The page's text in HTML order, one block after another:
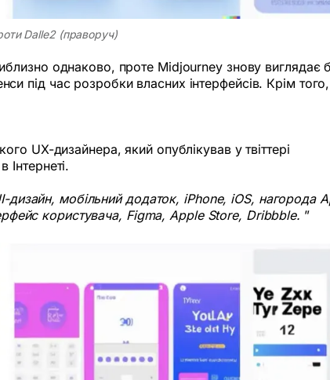
Dalle2 (праворуч)
однаково, проте Midjourney знову виглядає
під час розробки власних інтерфейсів. Крім
UX-дизайнера, який опублікував у твіттері
дизайн, мобільний додаток, iPhone, iOS, нагорода
користувача, Figma, Apple Store, Dribbble. ”